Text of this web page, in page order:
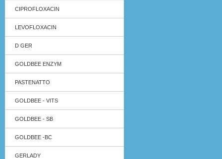
CIPROFLOXACIN
LEVOFLOXACIN
D GER
GOLDBEE ENZYM
PASTENATTO
GOLDBEE - VITS
GOLDBEE - SB
GOLDBEE -BC
GERLADY